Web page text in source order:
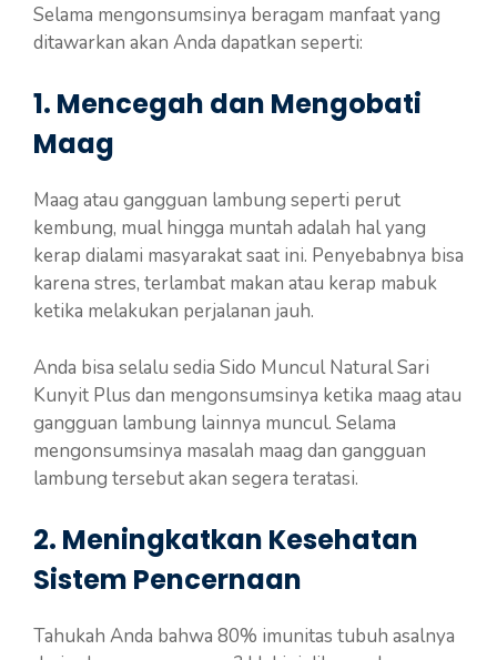
Selama mengonsumsinya beragam manfaat yang
ditawarkan akan Anda dapatkan seperti:
1. Mencegah dan Mengobati
Maag
Maag atau gangguan lambung seperti perut
kembung, mual hingga muntah adalah hal yang
kerap dialami masyarakat saat ini. Penyebabnya bisa
karena stres, terlambat makan atau kerap mabuk
ketika melakukan perjalanan jauh.
Anda bisa selalu sedia Sido Muncul Natural Sari
Kunyit Plus dan mengonsumsinya ketika maag atau
gangguan lambung lainnya muncul. Selama
mengonsumsinya masalah maag dan gangguan
lambung tersebut akan segera teratasi.
2. Meningkatkan Kesehatan
Sistem Pencernaan
Tahukah Anda bahwa 80% imunitas tubuh asalnya